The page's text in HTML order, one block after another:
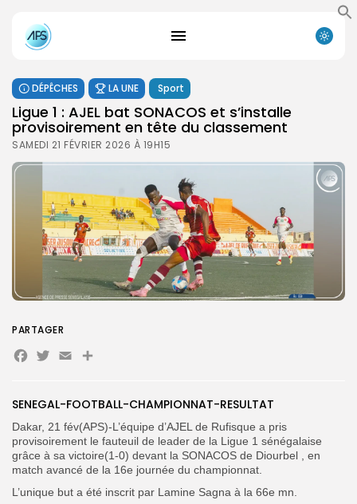
Search
Button
DÉPÊCHES LA UNE Sport
Ligue 1 : AJEL bat SONACOS et s’installe
provisoirement en tête du classement
SAMEDI 21 FÉVRIER 2026 À 19H15
SENEGAL-FOOTBALL-CHAMPIONNAT-RESULTAT
Dakar, 21 fév(APS)-L’équipe d’AJEL de Rufisque a pris
provisoirement le fauteuil de leader de la Ligue 1 sénégalaise
grâce à sa victoire(1-0) devant la SONACOS de Diourbel , en
match avancé de la 16e journée du championnat.
L’unique but a été inscrit par Lamine Sagna à la 66e mn.
PARTAGER
Facebook
Twitter
Email